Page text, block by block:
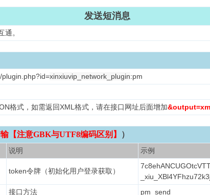
发送短消息
通。
xinxiuvip_network_plugin:pm
格式，如需返回XML格式，请在接口网址后面增加
【注意GBK与UTF8编码区别】 ）
说明 示例
token令牌（初始化用户登录获取）
接口方法
pm_send